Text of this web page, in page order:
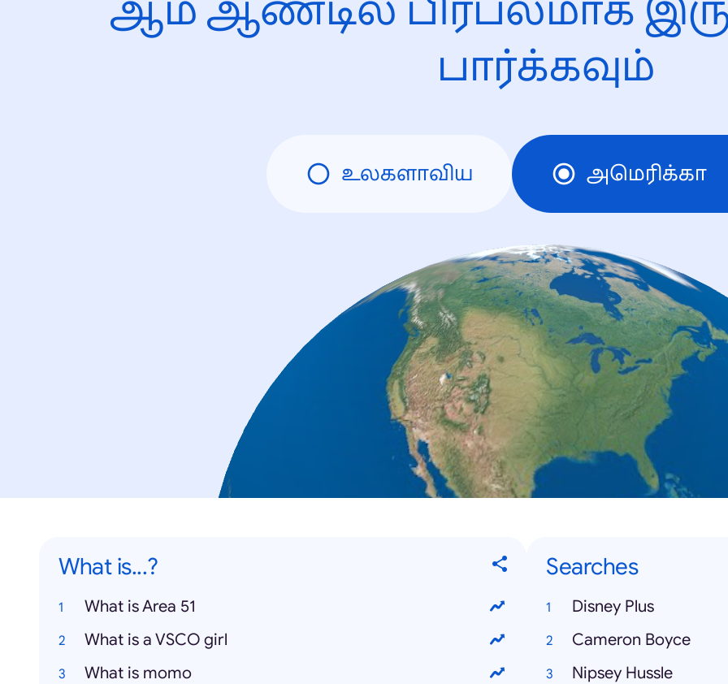
ஆம் ஆண்டில் பிரபலமாக
பார்க்கவும்
உலகளாவிய அமெரிக்கா
What is...?
What is Area 51
What is a VSCO girl
What is momo
Searches
Disney Plus
Cameron Boyce
Nipsey Hussle